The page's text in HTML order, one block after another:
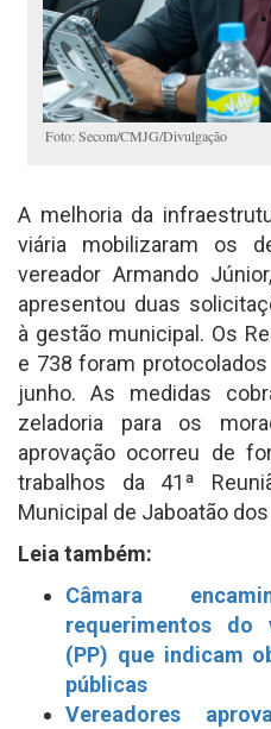
Foto: Secom/CMJG/Divulgação
A melhoria da
viária mobilizaram os
vereador Armando
apresentou duas
à gestão municipal. Os
e 738 foram
junho. As medidas
zeladoria para os
aprovação ocorreu de
trabalhos da 41ª
Municipal de Jaboatão
Leia também:
Câmara
requerimentos do
(PP) que indicam
públicas
Vereadores